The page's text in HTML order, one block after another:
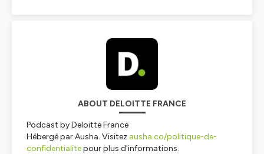
ABOUT DELOITTE FRANCE
Podcast by Deloitte France
Hébergé par Ausha. Visitez ausha.co/politique-de-
confidentialitepour plus d'informations.